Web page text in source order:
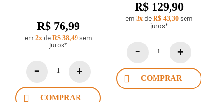
R$ 76,99
em 2xde R$ 38,49sem
juros*
COMPRAR
R$ 129,90
em 3xde R$ 43,30sem
juros*
COMPRAR